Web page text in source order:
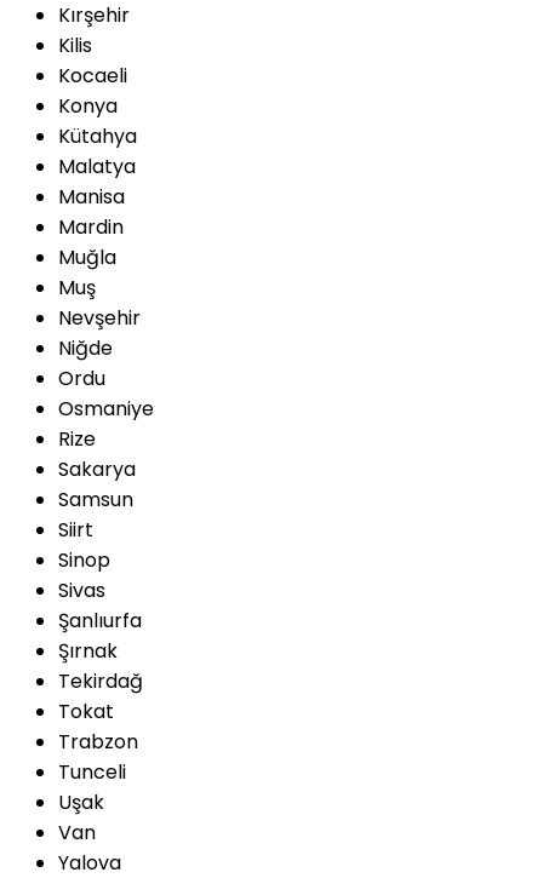
Kırşehir
Kilis
Kocaeli
Konya
Kütahya
Malatya
Manisa
Mardin
Muğla
Muş
Nevşehir
Niğde
Ordu
Osmaniye
Rize
Sakarya
Samsun
Siirt
Sinop
Sivas
Şanlıurfa
Şırnak
Tekirdağ
Tokat
Trabzon
Tunceli
Uşak
Van
Yalova